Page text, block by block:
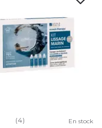
(4) En stock